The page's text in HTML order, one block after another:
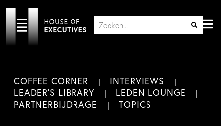
COFFEE CORNER
INTERVIEWS
LEADER'S LIBRARY
LEDEN LOUNGE
PARTNERBIJDRAGE
TOPICS